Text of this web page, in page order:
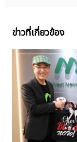
ข่าวที่เกี่ยวข้อง